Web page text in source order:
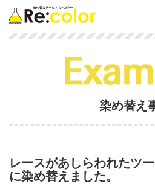
染め替え
レースがあしらわれたツ
に染め替えました。